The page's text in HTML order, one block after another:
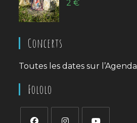
2€
Concerts
Toutes les dates sur l’Agenda
Fololo